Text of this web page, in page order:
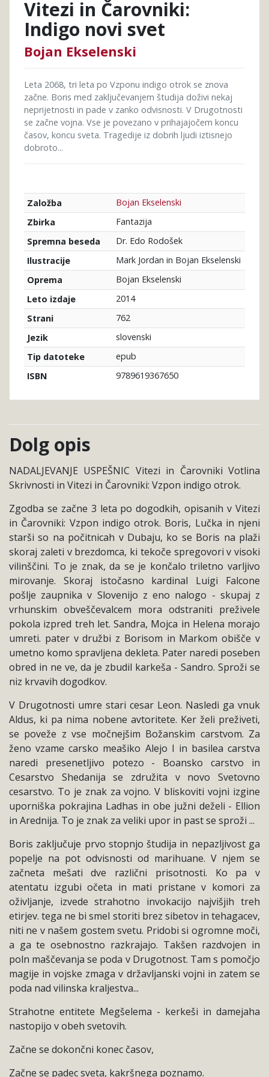
Vitezi in Čarovniki:
Indigo novi svet
Bojan Ekselenski
Leta 2068, tri leta po Vzponu indigo otrok se znova
začne. Boris med zaključevanjem študija doživi nekaj
neprijetnosti in pade v zanko odvisnosti. V Drugotnosti
se začne vojna. Vse je povezano v prihajajočem koncu
časov, koncu sveta. Tragedije iz dobrih ljudi iztisnejo
dobroto...
Založba
Bojan Ekselenski
Zbirka
Fantazija
Spremna beseda
Dr. Edo Rodošek
Ilustracije
Mark Jordan in Bojan Ekselenski
Oprema
Bojan Ekselenski
Leto izdaje
2014
Strani
762
Jezik
slovenski
Tip datoteke
epub
ISBN
9789619367650
Dolg opis
NADALJEVANJE USPEŠNIC Vitezi in Čarovniki Votlina
Skrivnosti in Vitezi in Čarovniki: Vzpon indigo otrok.
Zgodba se začne 3 leta po dogodkih, opisanih v Vitezi
in Čarovniki: Vzpon indigo otrok. Boris, Lučka in njeni
starši so na počitnicah v Dubaju, ko se Boris na plaži
skoraj zaleti v brezdomca, ki tekoče spregovori v visoki
vilinščini. To je znak, da se je končalo triletno varljivo
mirovanje. Skoraj istočasno kardinal Luigi Falcone
pošlje zaupnika v Slovenijo z eno nalogo - skupaj z
vrhunskim obveščevalcem mora odstraniti preživele
pokola izpred treh let. Sandra, Mojca in Helena morajo
umreti. pater v družbi z Borisom in Markom obišče v
umetno komo spravljena dekleta. Pater naredi poseben
obred in ne ve, da je zbudil karkeša - Sandro. Sproži se
niz krvavih dogodkov.
V Drugotnosti umre stari cesar Leon. Nasledi ga vnuk
Aldus, ki pa nima nobene avtoritete. Ker želi preživeti,
se poveže z vse močnejšim Božanskim carstvom. Za
ženo vzame carsko meašiko Alejo I in basilea carstva
naredi presenetljivo potezo - Boansko carstvo in
Cesarstvo Shedanija se združita v novo Svetovno
cesarstvo. To je znak za vojno. V bliskoviti vojni izgine
uporniška pokrajina Ladhas in obe južni deželi - Ellion
in Arednija. To je znak za veliki upor in past se sproži ...
Boris zaključuje prvo stopnjo študija in nepazljivost ga
popelje na pot odvisnosti od marihuane. V njem se
začneta mešati dve različni prisotnosti. Ko pa v
atentatu izgubi očeta in mati pristane v komori za
oživljanje, izvede strahotno invokacijo najvišjih treh
etirjev. tega ne bi smel storiti brez sibetov in tehagacev,
niti ne v našem gostem svetu. Pridobi si ogromne moči,
a ga te osebnostno razkrajajo. Takšen razdvojen in
poln maščevanja se poda v Drugotnost. Tam s pomočjo
magije in vojske zmaga v državljanski vojni in zatem se
poda nad vilinska kraljestva...
Strahotne entitete Megšelema - kerkeši in damejaha
nastopijo v obeh svetovih.
Začne se dokončni konec časov,
Začne se padec sveta, kakršnega poznamo.